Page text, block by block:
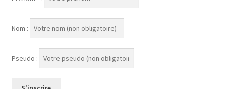
Nom :
Pseudo :